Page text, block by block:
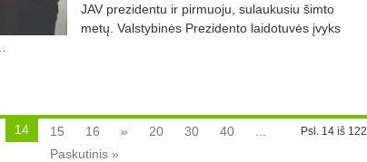
JAV prezidentu ir pirmuoju, sulaukusiu šimto
metų. Valstybinės Prezidento laidotuvės įvyks
Psl. 14 iš 122
14 15 16 » 20 30 40
Paskutinis »